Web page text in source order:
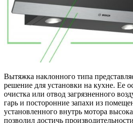
Вытяжка наклонного типа
решение для установки на кухне. Ее
очистка или отвод загрязненного
гарь и посторонние запахи из
установленного внутрь мотора
позволил достичь